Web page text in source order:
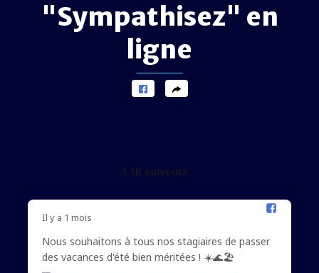
"Sympathisez" en
ligne
Il y a 1 mois
Nous souhaitons à tous nos stagiaires de passer
des vacances d'été bien méritées ! ☀️🌊🏖️